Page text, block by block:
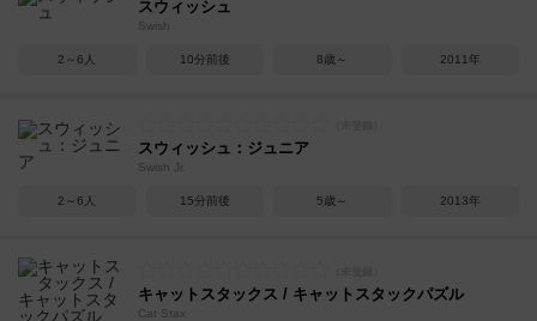
スウィッシュ
Swish
2～6人 10分前後 8歳～ 2011年
スウィッシュ：ジュニア
Swish Jr.
2～6人 15分前後 5歳～ 2013年
キャットスタックス / キャットスタックパズル
Cat Stax